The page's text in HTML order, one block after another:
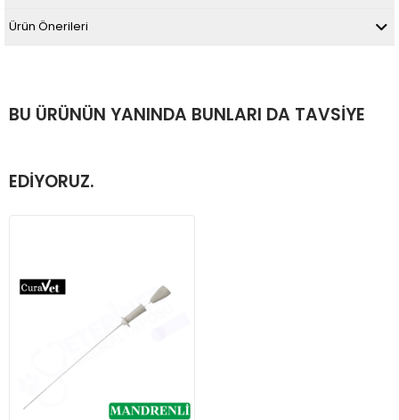
Ürün Önerileri
BU ÜRÜNÜN YANINDA BUNLARI DA TAVSIYE
EDIYORUZ.